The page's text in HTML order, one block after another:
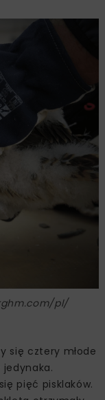
pl/
się cztery młode
jedynaka.
pięć pisklaków.